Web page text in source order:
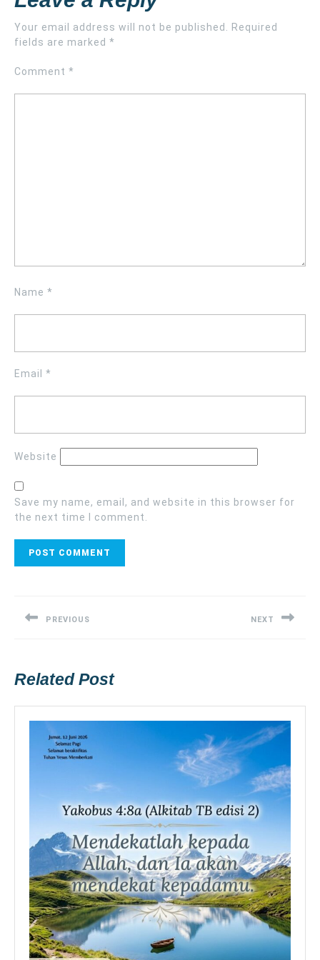
Your email address will not be published. Required
fields are marked *
Comment *
Name *
Email *
Website
Save my name, email, and website in this browser for
the next time I comment.
PREVIOUS NEXT
Related Post